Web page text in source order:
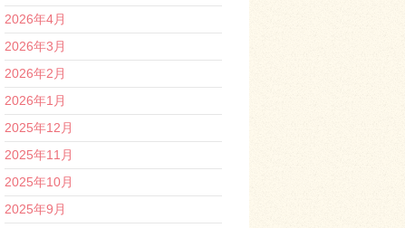
2026年4月
2026年3月
2026年2月
2026年1月
2025年12月
2025年11月
2025年10月
2025年9月